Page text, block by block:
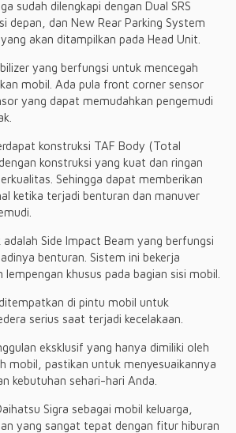
sudah dilengkapi dengan Dual SRS
depan, dan New Rear Parking System
akan ditampilkan pada Head Unit.
yang berfungsi untuk mencegah
mobil. Ada pula front corner sensor
yang dapat memudahkan pengemudi
konstruksi TAF Body (Total
konstruksi yang kuat dan ringan
Sehingga dapat memberikan
ketika terjadi benturan dan manuver
Side Impact Beam yang berfungsi
benturan. Sistem ini bekerja
lempengan khusus pada bagian sisi mobil.
di pintu mobil untuk
serius saat terjadi kecelakaan.
eksklusif yang hanya dimiliki oleh
mobil, pastikan untuk menyesuaikannya
kebutuhan sehari-hari Anda.
Sigra sebagai mobil keluarga,
yang sangat tepat dengan fitur hiburan